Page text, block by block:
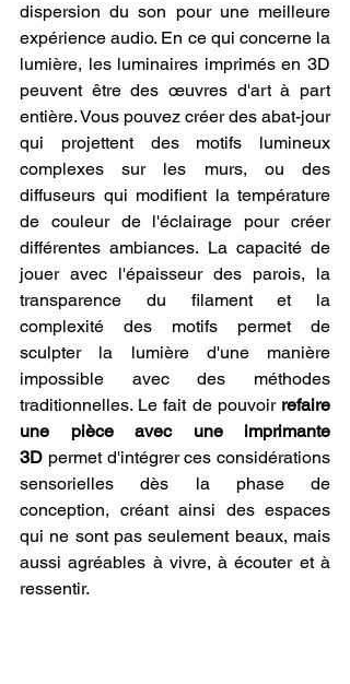
dispersion du son pour une meilleure
expérience audio. En ce qui concerne la
lumière, les luminaires imprimés en 3D
peuvent être des œuvres d'art à part
entière. Vous pouvez créer des abat-jour
qui projettent des motifs lumineux
complexes sur les murs, ou des
diffuseurs qui modifient la température
de couleur de l'éclairage pour créer
différentes ambiances. La capacité de
jouer avec l'épaisseur des parois, la
transparence du filament et la
complexité des motifs permet de
sculpter la lumière d'une manière
impossible avec des méthodes
traditionnelles. Le fait de pouvoir refaire
une pièce avec une imprimante
3D permet d'intégrer ces considérations
sensorielles dès la phase de
conception, créant ainsi des espaces
qui ne sont pas seulement beaux, mais
aussi agréables à vivre, à écouter et à
ressentir.